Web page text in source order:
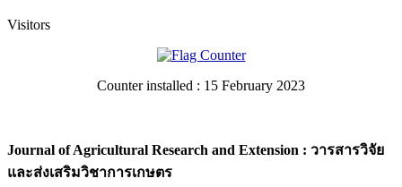
Visitors
Counter installed : 15 February 2023
Journal of Agricultural Research and Extension : วารสารวิจัย
และส่งเสริมวิชาการเกษตร